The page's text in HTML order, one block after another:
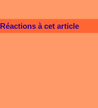
Réactions à cet article